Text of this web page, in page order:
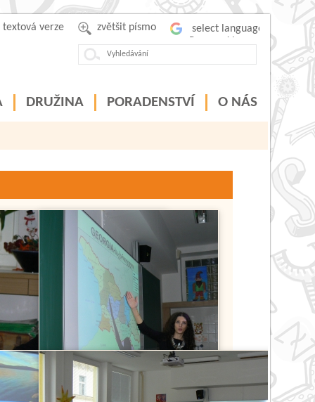
zvětšit písmo
textová verze
DRUŽINA PORADENSTVÍ O NÁS